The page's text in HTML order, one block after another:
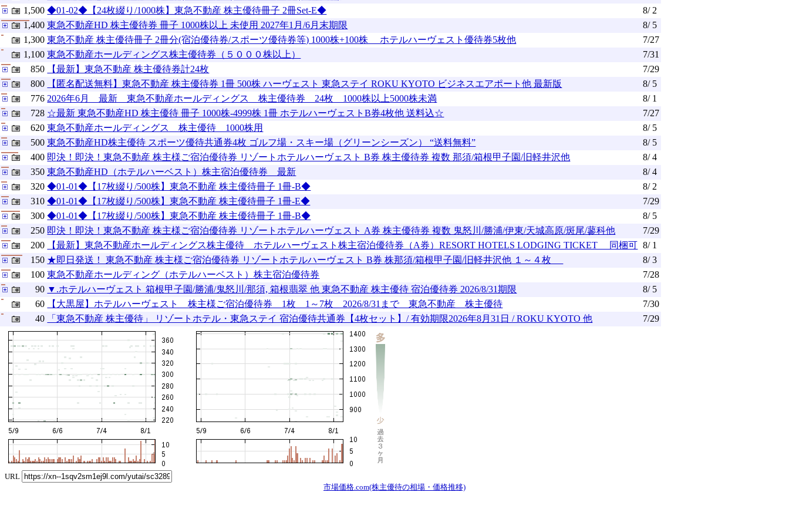
1,500 ◆01-02◆【24枚綴り/1000株】東急不動産 株主優待冊子 2冊Set-E◆
8/ 2
1,400 東急不動産HD 株主優待券 冊子 1000株以上 未使用 2027年1月/6月末期限
8/ 5
1,300 東急不動産 株主優待冊子 2冊分(宿泊優待券/スポーツ優待券等) 1000株+100株 ホテルハーヴェスト優待券5枚他
7/27
1,100 東急不動産ホールディングス株主優待券（５０００株以上）
7/31
850
【最新】東急不動産 株主優待券計24枚
7/29
800
【匿名配送無料】東急不動産 株主優待券 1冊 500株 ハーヴェスト 東急ステイ ROKU KYOTO ビジネスエアポート他 最新版
8/ 5
776 2026年6月 最新 東急不動産ホールディングス 株主優待券 24枚 1000株以上5000株未満
8/ 1
728 ☆最新 東急不動産HD 株主優待 冊子 1000株-4999株 1冊 ホテルハーヴェストB券4枚他 送料込☆
7/27
620 東急不動産ホールディングス 株主優待 1000株用
8/ 5
500 東急不動産HD株主優待 スポーツ優待共通券4枚 ゴルフ場・スキー場（グリーンシーズン） “送料無料”
8/ 5
400 即決！即決！東急不動産 株主様ご宿泊優待券 リゾートホテルハーヴェスト B券 株主優待券 複数 那須/箱根甲子園/旧軽井沢他
8/ 4
350 東急不動産HD（ホテルハーベスト）株主宿泊優待券 最新
8/ 4
320 ◆01-01◆【17枚綴り/500株】東急不動産 株主優待冊子 1冊-B◆
8/ 2
310 ◆01-01◆【17枚綴り/500株】東急不動産 株主優待冊子 1冊-E◆
7/29
300 ◆01-01◆【17枚綴り/500株】東急不動産 株主優待冊子 1冊-B◆
8/ 5
250 即決！即決！東急不動産 株主様ご宿泊優待券 リゾートホテルハーヴェスト A券 株主優待券 複数 鬼怒川/勝浦/伊東/天城高原/斑尾/蓼科他
7/29
200
【最新】東急不動産ホールディングス株主優待 ホテルハーヴェスト株主宿泊優待券（A券）RESORT HOTELS LODGING TICKET 同梱可 8/ 1
150 ★即日発送！ 東急不動産 株主様ご宿泊優待券 リゾートホテルハーヴェスト B券 株那須/箱根甲子園/旧軽井沢他 １～４枚
8/ 3
100 東急不動産ホールディング（ホテルハーベスト）株主宿泊優待券
7/28
90 ▼.ホテルハーヴェスト 箱根甲子園/勝浦/鬼怒川/那須, 箱根翡翠 他 東急不動産 株主優待 宿泊優待券 2026/8/31期限
8/ 5
60
【大黒屋】ホテルハーヴェスト 株主様ご宿泊優待券 1枚 1～7枚 2026/8/31まで 東急不動産 株主優待
7/30
40
「東急不動産 株主優待」 リゾートホテル・東急ステイ 宿泊優待共通券【4枚セット】/ 有効期限2026年8月31日 / ROKU KYOTO 他 7/29
URL
市場価格.com(株主優待の相場・価格推移)